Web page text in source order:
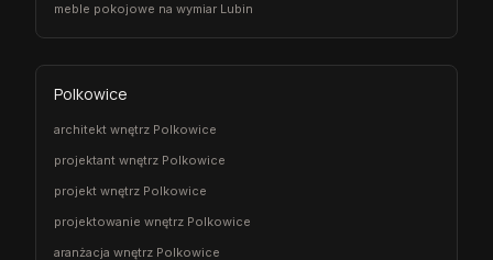
meble pokojowe na wymiar Lubin
Polkowice
architekt wnętrz Polkowice
projektant wnętrz Polkowice
projekt wnętrz Polkowice
projektowanie wnętrz Polkowice
aranżacja wnętrz Polkowice